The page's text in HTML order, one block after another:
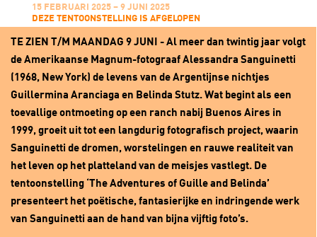
15 FEBRUARI 2025 – 9 JUNI 2025
DEZE TENTOONSTELLING IS AFGELOPEN
TE ZIEN T/M MAANDAG 9 JUNI - Al meer dan twintig jaar volgt
de Amerikaanse Magnum-fotograaf Alessandra Sanguinetti
(1968, New York) de levens van de Argentijnse nichtjes
Guillermina Aranciaga en Belinda Stutz. Wat begint als een
toevallige ontmoeting op een ranch nabij Buenos Aires in
1999, groeit uit tot een langdurig fotografisch project, waarin
Sanguinetti de dromen, worstelingen en rauwe realiteit van
het leven op het platteland van de meisjes vastlegt. De
tentoonstelling ‘The Adventures of Guille and Belinda’
presenteert het poëtische, fantasierijke en indringende werk
van Sanguinetti aan de hand van bijna vijftig foto’s.